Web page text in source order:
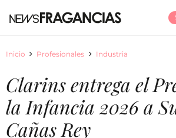
Inicio Profesionales Industria
Clarins entrega el
la Infancia 2026 a
Cañas Rey